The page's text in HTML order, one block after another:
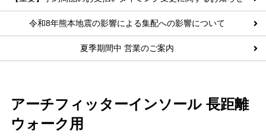
令和8年熊本地震の影響による集配への影響について
夏季期間中 営業のご案内
アーチフィッターインソール 長距離
ウォーク用